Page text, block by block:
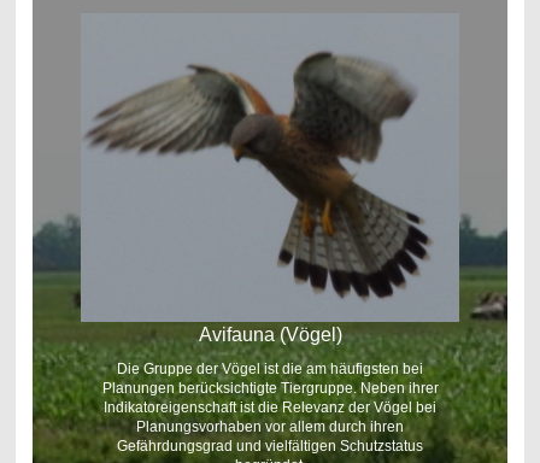
Avifauna (Vögel)
Die Gruppe der Vögel ist die am häufigsten bei
Planungen berücksichtigte Tiergruppe. Neben ihrer
Indikatoreigenschaft ist die Relevanz der Vögel bei
Planungsvorhaben vor allem durch ihren
Gefährdungsgrad und vielfältigen Schutzstatus